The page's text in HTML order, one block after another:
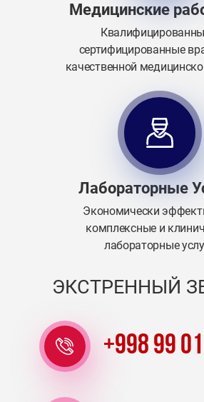
Медицинские
сертифицированные
качественной
Лабораторные
Экономически
комплексные и
лабораторные
ЭКСТРЕННЫЙ
+998 99